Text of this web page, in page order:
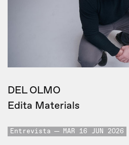
DEL OLMO
Edita Materials
Entrevista MAR 16 JUN 2026